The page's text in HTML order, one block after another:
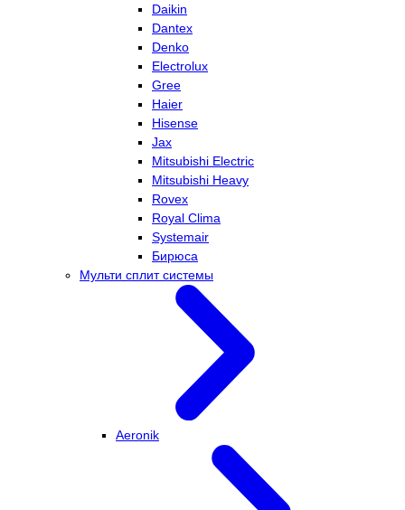
Daikin
Dantex
Denko
Electrolux
Gree
Haier
Hisense
Jax
Mitsubishi Electric
Mitsubishi Heavy
Rovex
Royal Clima
Systemair
Бирюса
Мульти сплит системы
Aeronik